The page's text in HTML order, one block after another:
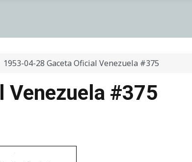
1953-04-28 Gaceta Oficial Venezuela #375
#375